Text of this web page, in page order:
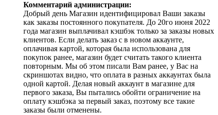
Комментарий администрации:
Добрый день Магазин идентифицировал Ваши заказы
как заказы постоянного покупателя. До 20го июня 2022
года магазин выплачивал кэшбэк только за заказы новых
клиентов. Если делать заказ с в новом аккаунте,
оплачивая картой, которая была использована для
покупок ранее, магазин будет считать такого клиента
повторным. Мы об этом писали Вам ранее, у Вас на
скриншотах видно, что оплата в разных аккаунтах была
одной картой. Делая новый аккаунт в магазине для
первого заказа, Вы пытались обойти ограничение на
оплату кэшбэка за первый заказ, поэтому все такие
заказы были отменены.